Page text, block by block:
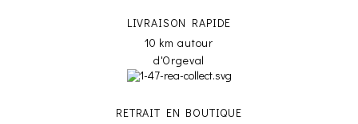
LIVRAISON RAPIDE
10 km autour
d'Orgeval
RETRAIT EN BOUTIQUE